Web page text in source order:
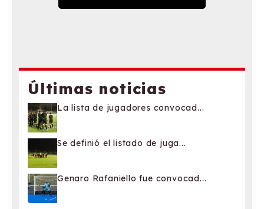
Últimas noticias
La lista de jugadores convocad...
Se definió el listado de juga...
Genaro Rafaniello fue convocad...